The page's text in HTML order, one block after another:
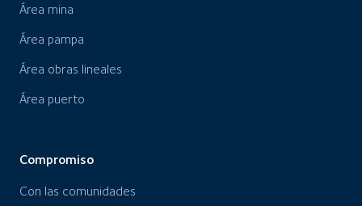
Área mina
Área pampa
Área obras lineales
Área puerto
Compromiso
Con las comunidades